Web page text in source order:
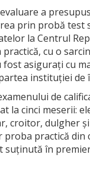
a
prin probă test
la Centrul
cu o
fost asigurați cu
instituției de
de
la cinci meserii:
croitor, dulgher
proba practică din
suținută în